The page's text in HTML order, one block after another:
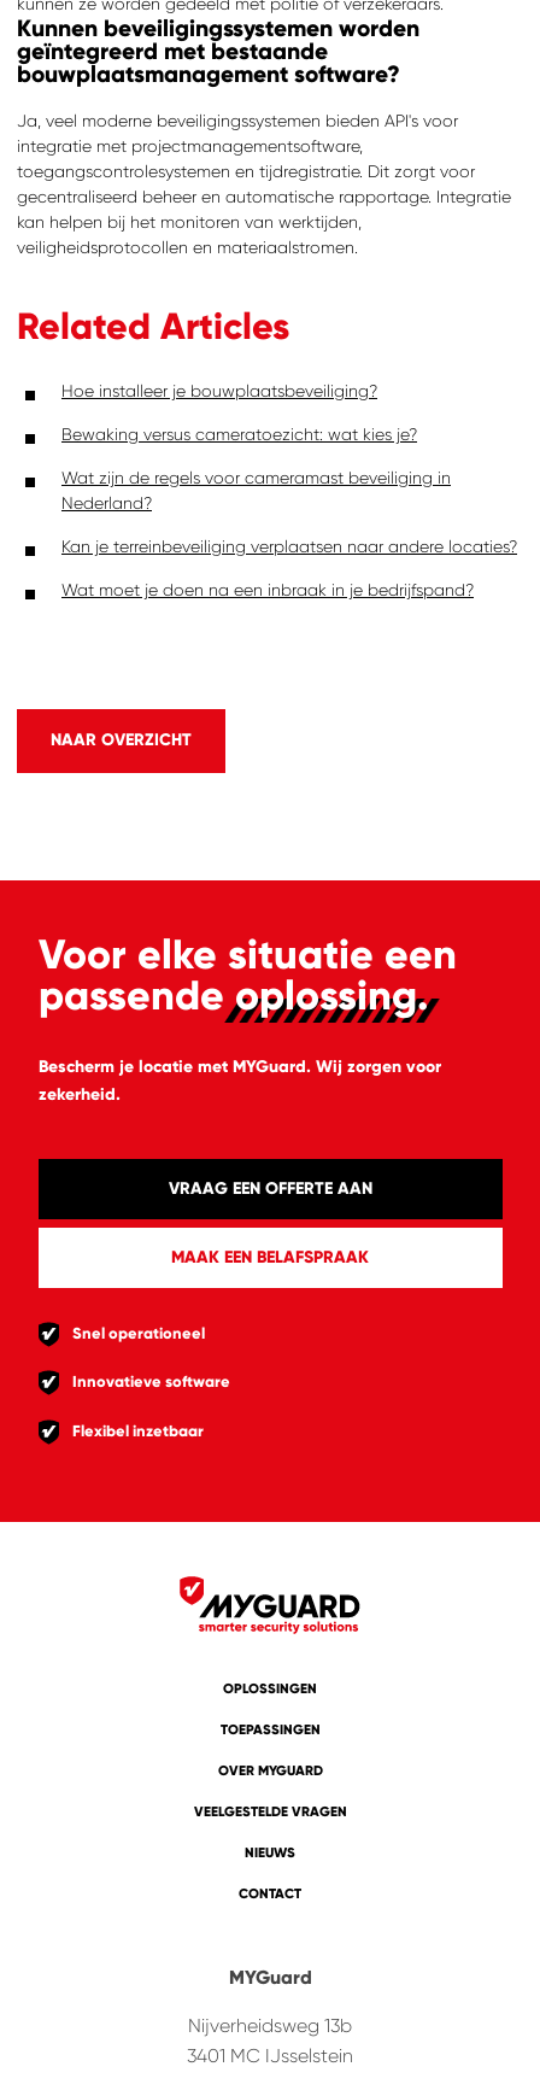
Kunnen beveiligingssystemen worden
geïntegreerd met bestaande
bouwplaatsmanagement software?
Ja, veel moderne beveiligingssystemen bieden API's voor
integratie met projectmanagementsoftware,
toegangscontrolesystemen en tijdregistratie. Dit zorgt voor
gecentraliseerd beheer en automatische rapportage. Integratie
kan helpen bij het monitoren van werktijden,
veiligheidsprotocollen en materiaalstromen.
Related Articles
Hoe installeer je bouwplaatsbeveiliging?
Bewaking versus cameratoezicht: wat kies je?
Wat zijn de regels voor cameramast beveiliging in
Nederland?
Kan je terreinbeveiliging verplaatsen naar andere locaties?
Wat moet je doen na een inbraak in je bedrijfspand?
NAAR OVERZICHT
Voor elke situatie een
passendeoplossing.
Bescherm je locatie met MYGuard. Wij zorgen voor
zekerheid.
VRAAG EEN OFFERTE AAN
MAAK EEN BELAFSPRAAK
Snel operationeel
Innovatieve software
Flexibel inzetbaar
OPLOSSINGEN
TOEPASSINGEN
OVER MYGUARD
VEELGESTELDE VRAGEN
NIEUWS
CONTACT
MYGuard
Nijverheidsweg 13b
3401 MC IJsselstein